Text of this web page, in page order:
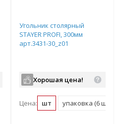
Угольник столярный
STAYER PROFI, 300мм
арт.3431-30_z01
Хорошая цена!
Цена: шт упаковка (6 шт)